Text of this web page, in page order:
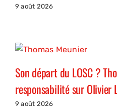
9 août 2026
Son départ du LOSC ?
responsabilité sur Olivier
9 août 2026